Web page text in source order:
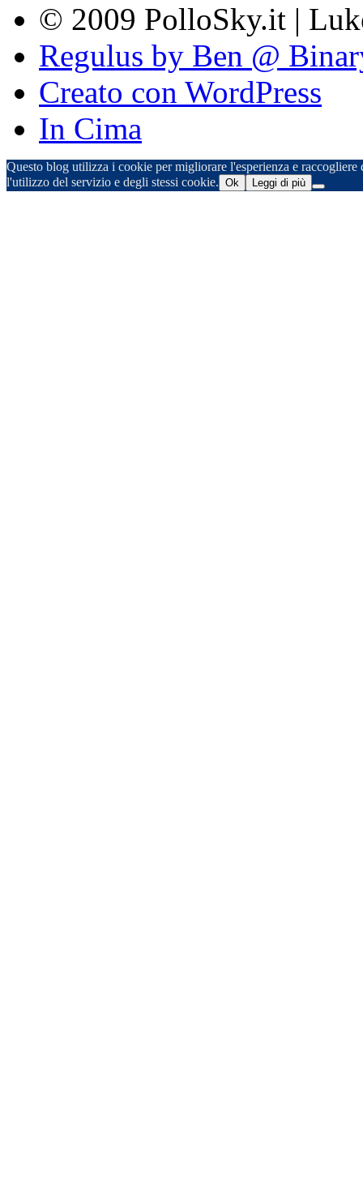
© 2009 PolloSky.it |
Regulus by Ben @
Creato con WordPress
In Cima
Questo blog utilizza i cookie per migliorare l'esperienza e
l'utilizzo del servizio e degli stessi cookie. Ok Leggi di più